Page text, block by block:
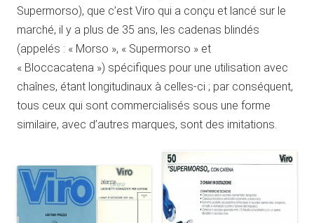
Supermorso), que c’est Viro qui a conçu et lancé sur le
marché, il y a plus de 35 ans, les cadenas blindés
(appelés : « Morso », « Supermorso » et
« Bloccacatena ») spécifiques pour une utilisation avec
chaînes, étant longitudinaux à celles-ci ; par conséquent,
tous ceux qui sont commercialisés sous une forme
similaire, avec d’autres marques, sont des imitations.